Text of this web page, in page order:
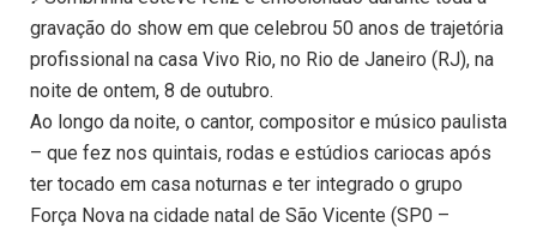
gravação do show em que celebrou 50 anos de trajetória
profissional na casa Vivo Rio, no Rio de Janeiro (RJ), na
noite de ontem, 8 de outubro.
Ao longo da noite, o cantor, compositor e músico paulista
– que fez nos quintais, rodas e estúdios cariocas após
ter tocado em casa noturnas e ter integrado o grupo
Força Nova na cidade natal de São Vicente (SP0 –